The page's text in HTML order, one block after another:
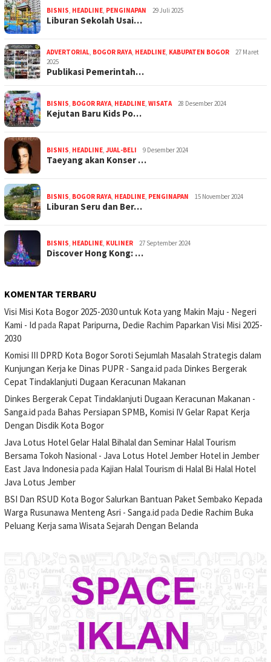
BISNIS, HEADLINE, PENGINAPAN 29 Juli 2025
Liburan Sekolah Usai…
ADVERTORIAL, BOGOR RAYA, HEADLINE, KABUPATEN BOGOR
27 Maret
2025
Publikasi Pemerintah…
BISNIS, BOGOR RAYA, HEADLINE, WISATA 28 Desember 2024
Kejutan Baru Kids Po…
BISNIS, HEADLINE, JUAL-BELI 9 Desember 2024
Taeyang akan Konser …
BISNIS, BOGOR RAYA, HEADLINE, PENGINAPAN 15 November 2024
Liburan Seru dan Ber…
BISNIS, HEADLINE, KULINER 27 September 2024
Discover Hong Kong: …
KOMENTAR TERBARU
Visi Misi Kota Bogor 2025-2030 untuk Kota yang Makin Maju - Negeri
Kami - Id pada Rapat Paripurna, Dedie Rachim Paparkan Visi Misi 2025-
2030
Komisi III DPRD Kota Bogor Soroti Sejumlah Masalah Strategis dalam
Kunjungan Kerja ke Dinas PUPR - Sanga.id pada Dinkes Bergerak
Cepat Tindaklanjuti Dugaan Keracunan Makanan
Dinkes Bergerak Cepat Tindaklanjuti Dugaan Keracunan Makanan -
Sanga.id pada Bahas Persiapan SPMB, Komisi IV Gelar Rapat Kerja
Dengan Disdik Kota Bogor
Java Lotus Hotel Gelar Halal Bihalal dan Seminar Halal Tourism
Bersama Tokoh Nasional - Java Lotus Hotel Jember Hotel in Jember
East Java Indonesia pada Kajian Halal Tourism di Halal Bi Halal Hotel
Java Lotus Jember
BSI Dan RSUD Kota Bogor Salurkan Bantuan Paket Sembako Kepada
Warga Rusunawa Menteng Asri - Sanga.id pada Dedie Rachim Buka
Peluang Kerja sama Wisata Sejarah Dengan Belanda